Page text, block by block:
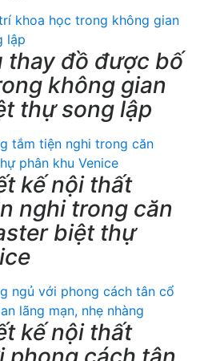
thay đồ được bố
không gian
thự song lập
kế nội thất
nghi trong căn
biệt thự
kế nội thất